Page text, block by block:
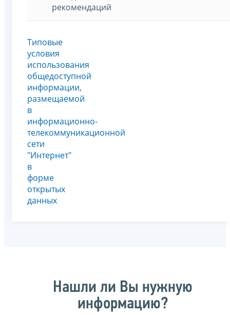
рекомендаций
Типовые
условия
использования
общедоступной
информации,
размещаемой
в
информационно-
телекоммуникационной
сети
"Интернет"
в
форме
открытых
данных
Нашли ли Вы нужную
информацию?